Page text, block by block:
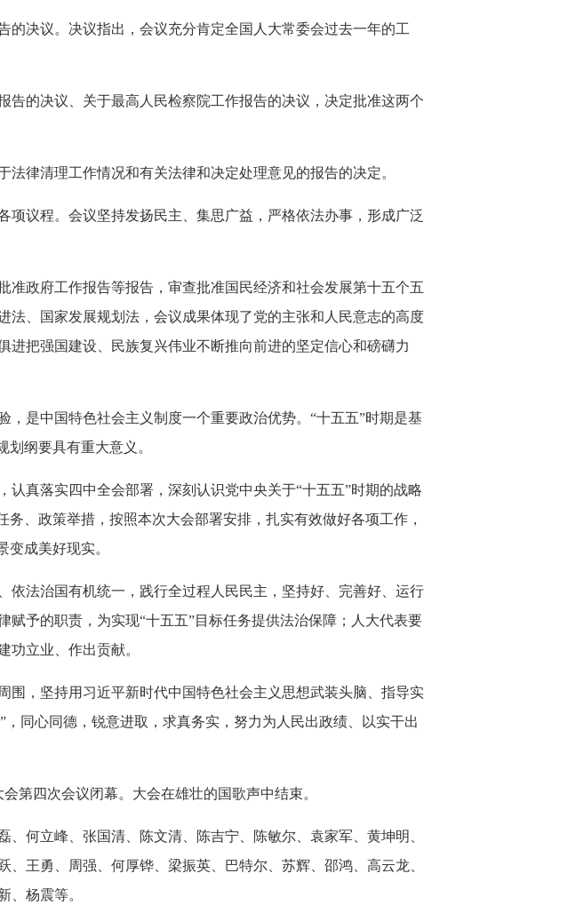
决议。决议指出，会议充分肯定全国人大常委会过去一年的工
的决议、关于最高人民检察院工作报告的决议，决定批准这两个
律清理工作情况和有关法律和决定处理意见的报告的决定。
议程。会议坚持发扬民主、集思广益，严格依法办事，形成广泛
政府工作报告等报告，审查批准国民经济和社会发展第十五个五
、国家发展规划法，会议成果体现了党的主张和人民意志的高度
把强国建设、民族复兴伟业不断推向前进的坚定信心和磅礴力
是中国特色社会主义制度一个重要政治优势。“十五五”时期是基
纲要具有重大意义。
真落实四中全会部署，深刻认识党中央关于“十五五”时期的战略
、政策举措，按照本次大会部署安排，扎实有效做好各项工作，
成美好现实。
法治国有机统一，践行全过程人民民主，坚持好、完善好、运行
予的职责，为实现“十五五”目标任务提供法治保障；人大代表要
功立业、作出贡献。
，坚持用习近平新时代中国特色社会主义思想武装头脑、指导实
同心同德，锐意进取，求真务实，努力为人民出政绩、以实干出
第四次会议闭幕。大会在雄壮的国歌声中结束。
何立峰、张国清、陈文清、陈吉宁、陈敏尔、袁家军、黄坤明、
王勇、周强、何厚铧、梁振英、巴特尔、苏辉、邵鸿、高云龙、
、杨震等。